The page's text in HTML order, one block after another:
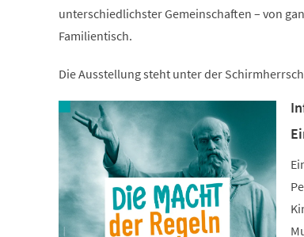
unterschiedlichster Gemeinschaften – von
Familientisch.
Die Ausstellung steht unter der